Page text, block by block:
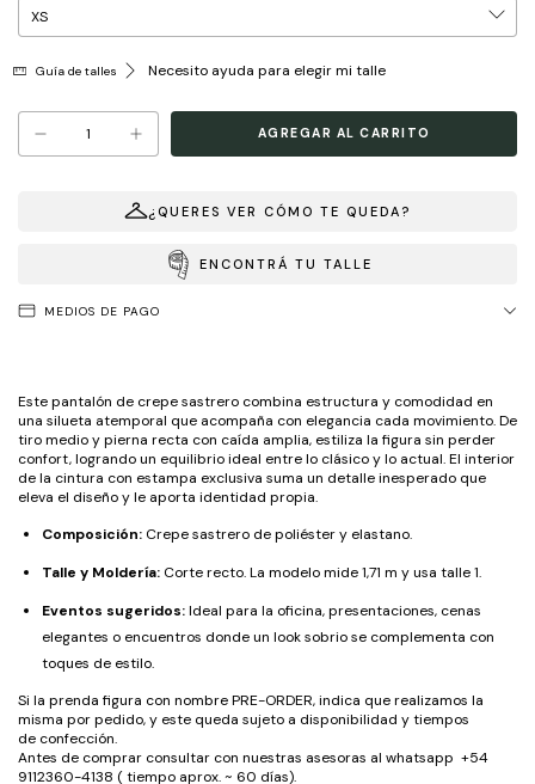
Guía de talles Necesito ayuda para elegir mi talle
¿QUERES VER CÓMO TE QUEDA?
ENCONTRÁ TU TALLE
MEDIOS DE PAGO
Este pantalón de crepe sastrero combina estructura y comodidad en
una silueta atemporal que acompaña con elegancia cada movimiento. De
tiro medio y pierna recta con caída amplia, estiliza la figura sin perder
confort, logrando un equilibrio ideal entre lo clásico y lo actual. El interior
de la cintura con estampa exclusiva suma un detalle inesperado que
eleva el diseño y le aporta identidad propia.
Composición: Crepe sastrero de poliéster y elastano.
Talle y Moldería: Corte recto. La modelo mide 1,71 m y usa talle 1.
Eventos sugeridos:Ideal para la oficina, presentaciones, cenas
elegantes o encuentros donde un look sobrio se complementa con
toques de estilo.
Si la prenda figura con nombre PRE-ORDER, indica que realizamos la
misma por pedido, y este queda sujeto a disponibilidad y tiempos
de confección.
Antes de comprar consultar con nuestras asesoras al whatsapp +54
9112360-4138 ( tiempo aprox. ~ 60 días).